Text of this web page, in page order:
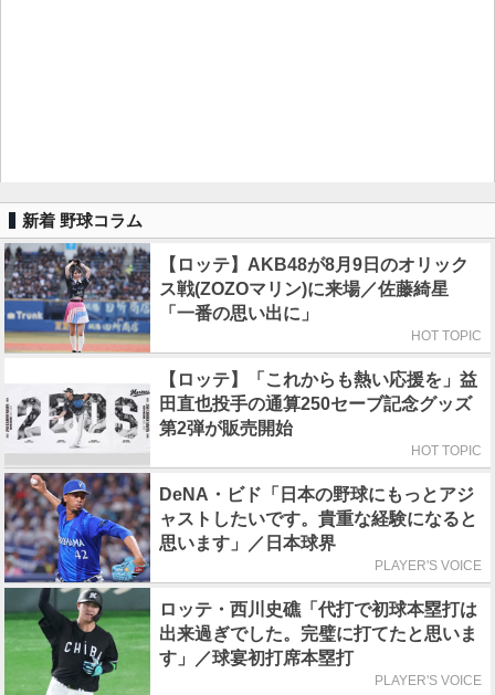
新着 野球コラム
【ロッテ】AKB48が8月9日のオリック
ス戦(ZOZOマリン)に来場／佐藤綺星
「一番の思い出に」
HOT TOPIC
【ロッテ】「これからも熱い応援を」益
田直也投手の通算250セーブ記念グッズ
第2弾が販売開始
HOT TOPIC
DeNA・ビド「日本の野球にもっとアジ
ャストしたいです。貴重な経験になると
思います」／日本球界
PLAYER'S VOICE
ロッテ・西川史礁「代打で初球本塁打は
出来過ぎでした。完璧に打てたと思いま
す」／球宴初打席本塁打
PLAYER'S VOICE